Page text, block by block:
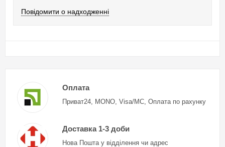
Повідомити о надходженні
Оплата
Приват24, MONO, Visa/MC, Оплата по рахунку
Доставка 1-3 доби
Нова Пошта у відділення чи адрес